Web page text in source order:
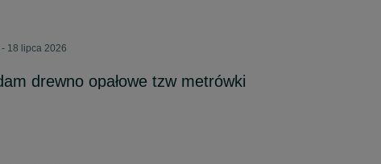
- 18 lipca 2026
drewno opałowe tzw metrówki